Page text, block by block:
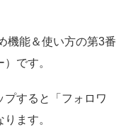
機能＆使い方の第3番
です。
プすると「フォロワ
ます。